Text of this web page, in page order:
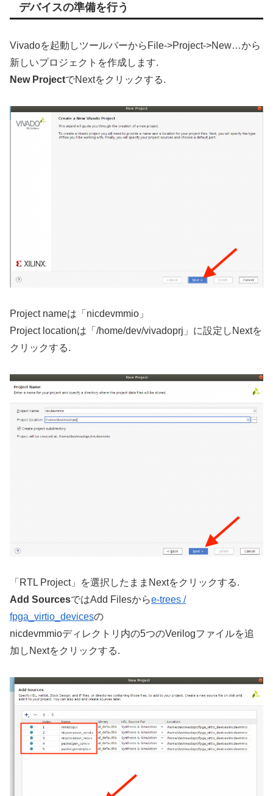
デバイスの準備を行う
Vivadoを起動しツールバーからFile->Project->New…から
新しいプロジェクトを作成します.
New ProjectでNextをクリックする.
Project nameは「nicdevmmio」
Project locationは「/home/dev/vivadoprj」に設定しNextを
クリックする.
「RTL Project」を選択したままNextをクリックする.
Add SourcesではAdd Filesからe-trees /
fpga_virtio_devicesの
nicdevmmioディレクトリ内の5つのVerilogファイルを追
加しNextをクリックする.